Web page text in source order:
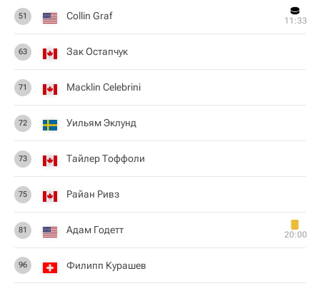
51 Collin Graf 11:33
63 Зак Остапчук
71 Macklin Celebrini
72 Уильям Эклунд
73 Тайлер Тоффоли
75 Райан Ривз
81 Адам Годетт 20:00
96 Филипп Курашев